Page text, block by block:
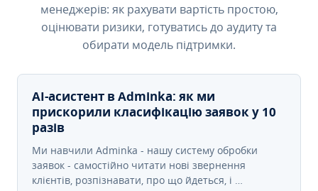
менеджерів: як рахувати вартість простою,
оцінювати ризики, готуватись до аудиту та
обирати модель підтримки.
AI-асистент в Adminka: як ми
прискорили класифікацію заявок у 10
разів
Ми навчили Adminka - нашу систему обробки
заявок - самостійно читати нові звернення
клієнтів, розпізнавати, про що йдеться, і …